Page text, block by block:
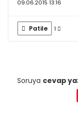
09.06.2015 13:16
Patile 1
Soruya cevap